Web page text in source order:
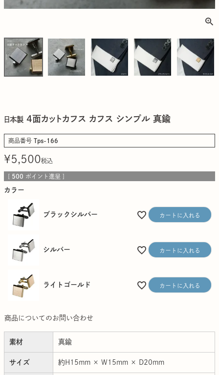
日本製 4面カットカフス カフス シンプル 真鍮
商品番号 Tps-166
¥5,500税込
[ 500 ポイント進呈 ]
カラー
ブラックシルバー カートに入れる
シルバー カートに入れる
ライトゴールド カートに入れる
商品についてのお問い合わせ
素材 真鍮
サイズ 約H15mm × W15mm × D20mm